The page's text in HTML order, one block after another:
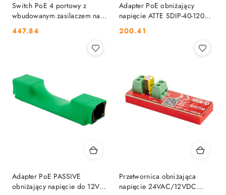
Switch PoE 4 portowy z
wbudowanym zasilaczem na
szynę TH35 ATTE SWPS-4-11-
DIN4 ATTE
Cena:
447.84
Adapter PoE obniżający
napięcie ATTE SDIP-40-120
ATTE
Cena:
200.41
Adapter PoE PASSIVE
obniżający napięcie do 12V
Przetwornica obniżająca
napięcie 24VAC/12VDC